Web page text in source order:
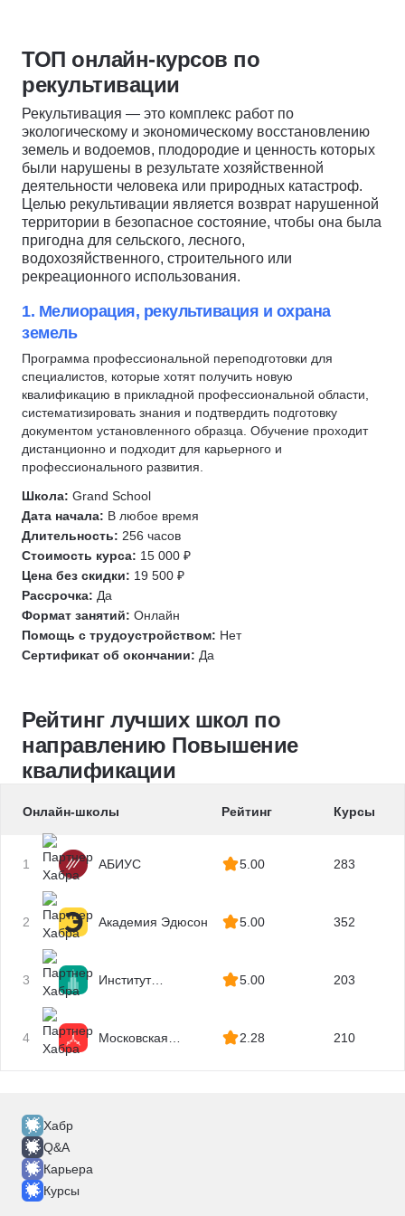
Техносферная безопасность
Рабочие профессии
Технолог швейного производства
Социальная работа
Антитеррористическая защита
Товароведение
Столярное дело
Сестринское дело
Холодильное оборудование
Водитель погрузчика
Полиграфолог
Сантехник
Слаботочные системы
Крановщик
ДОПОГ (ADR)
Электромонтер
Социальная сфера
Прораб
Официант
Закройщик
Шиномонтаж
Избирательный процесс
Инженерные системы
Водоснабжение
Геодезия
Картография
Маркшейдерское дело
Геология
Недропользование
Добыча полезных ископаемых
Горное дело
Отделочные работы
Капитальный ремонт
Ихтиология
Рыболовство
Птицеводство
Животноводство
Гражданская оборона
Государственное и муниципальное управление (ГМУ)
Транспортная логистика
Кинолог
Архивное дело
Администратор салона красоты
Администратор спортивной организации
Гостиничный бизнес
Административно-хозяйственная деятельность (АХД)
Управление поставками
ТОП онлайн-курсов по
рекультивации
Рекультивация — это комплекс работ по
экологическому и экономическому восстановлению
земель и водоемов, плодородие и ценность которых
были нарушены в результате хозяйственной
деятельности человека или природных катастроф.
Целью рекультивации является возврат нарушенной
территории в безопасное состояние, чтобы она была
пригодна для сельского, лесного,
водохозяйственного, строительного или
рекреационного использования.
1. Мелиорация, рекультивация и охрана
земель
Программа профессиональной переподготовки для
специалистов, которые хотят получить новую
квалификацию в прикладной профессиональной области,
систематизировать знания и подтвердить подготовку
документом установленного образца. Обучение проходит
дистанционно и подходит для карьерного и
профессионального развития.
Школа: Grand School
Дата начала: В любое время
Длительность: 256 часов
Стоимость курса: 15 000 ₽
Цена без скидки: 19 500 ₽
Рассрочка: Да
Формат занятий: Онлайн
Помощь с трудоустройством: Нет
Сертификат об окончании: Да
Рейтинг лучших школ по
направлению Повышение
квалификации
Онлайн-школы Рейтинг Курсы
1 АБИУС 5.00 283
2 Академия Эдюсон 5.00 352
3
Институт
5.00 203
4
Московская
2.28 210
Хабр
Q&A
Карьера
Курсы